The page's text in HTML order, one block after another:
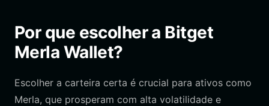
Por que escolher a Bitget
Merla Wallet?
Escolher a carteira certa é crucial para ativos como
Merla, que prosperam com alta volatilidade e